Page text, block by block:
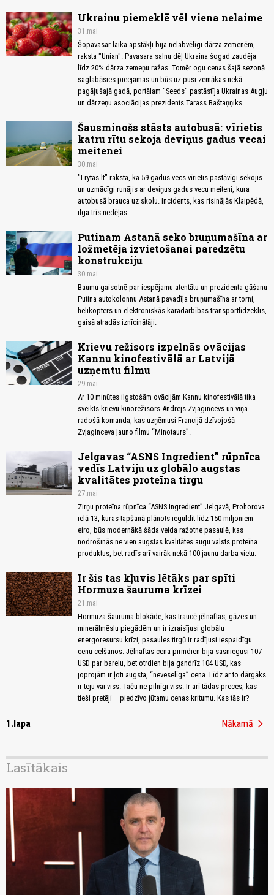
Ukrainu piemeklē vēl viena nelaime
31.mai
Šopavasar laika apstākļi bija nelabvēlīgi dārza zemenēm,
raksta "Unian". Pavasara salnu dēļ Ukraina šogad zaudēja
līdz 20% dārza zemeņu ražas. Tomēr ogu cenas šajā sezonā
saglabāsies pieejamas un būs uz pusi zemākas nekā
pagājušajā gadā, portālam "Seeds" pastāstīja Ukrainas Augļu
un dārzeņu asociācijas prezidents Tarass Baštaņņiks.
Šausminošs stāsts autobusā: vīrietis
katru rītu sekoja deviņus gadus vecai
meitenei
30.mai
"Lrytas.lt" raksta, ka 59 gadus vecs vīrietis pastāvīgi sekojis
un uzmācīgi runājis ar deviņus gadus vecu meiteni, kura
autobusā brauca uz skolu. Incidents, kas risinājās Klaipēdā,
ilga trīs nedēļas.
Putinam Astanā seko bruņumašīna ar
ložmetēja izvietošanai paredzētu
konstrukciju
30.mai
Baumu gaisotnē par iespējamu atentātu un prezidenta gāšanu
Putina autokolonnu Astanā pavadīja bruņumašīna ar torni,
helikopters un elektroniskās karadarbības transportlīdzeklis,
gaisā atradās iznīcinātāji.
Krievu režisors izpelnās ovācijas
Kannu kinofestivālā ar Latvijā
uzņemtu filmu
29.mai
Ar 10 minūtes ilgstošām ovācijām Kannu kinofestivālā tika
sveikts krievu kinorežisors Andrejs Zvjagincevs un viņa
radošā komanda, kas uzņēmusi Francijā dzīvojošā
Zvjaginceva jauno filmu “Minotaurs”.
Jelgavas “ASNS Ingredient” rūpnīca
vedīs Latviju uz globālo augstas
kvalitātes proteīna tirgu
27.mai
Zirņu proteīna rūpnīca “ASNS Ingredient” Jelgavā, Prohorova
ielā 13, kuras tapšanā plānots ieguldīt līdz 150 miljoniem
eiro, būs modernākā šāda veida ražotne pasaulē, kas
nodrošinās ne vien augstas kvalitātes augu valsts proteīna
produktus, bet radīs arī vairāk nekā 100 jaunu darba vietu.
Ir šis tas kļuvis lētāks par spīti
Hormuza šauruma krīzei
21.mai
Hormuza šauruma blokāde, kas traucē jēlnaftas, gāzes un
minerālmēslu piegādēm un ir izraisījusi globālu
energoresursu krīzi, pasaules tirgū ir radījusi iespaidīgu
cenu celšanos. Jēlnaftas cena pirmdien bija sasniegusi 107
USD par barelu, bet otrdien bija gandrīz 104 USD, kas
joprojām ir ļoti augsta, “neveselīga” cena. Līdz ar to dārgāks
ir teju vai viss. Taču ne pilnīgi viss. Ir arī tādas preces, kas
tieši pretēji – piedzīvo jūtamu cenas kritumu. Kas tās ir?
1.lapa Nākamā chevron_right
Lasītākais